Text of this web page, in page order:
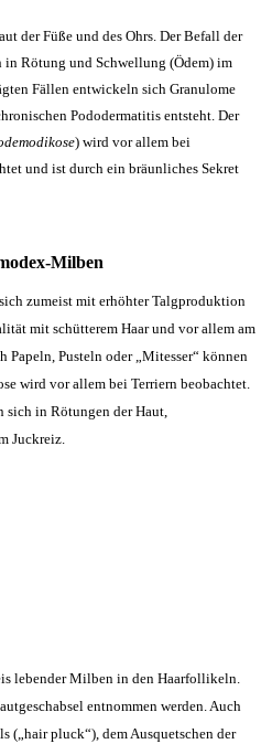
der Füße und des Ohrs. Der Befall der
in Rötung und Schwellung (Ödem) im
Fällen entwickeln sich Granulome
Pododermatitis entsteht. Der
) wird vor allem bei
und ist durch ein bräunliches Sekret
Milben
zumeist mit erhöhter Talgproduktion
mit schütterem Haar und vor allem am
Papeln, Pusteln oder „Mitesser“ können
wird vor allem bei Terriern beobachtet.
sich in Rötungen der Haut,
Juckreiz.
lebender Milben in den Haarfollikeln.
entnommen werden. Auch
(„hair pluck“), dem Ausquetschen der